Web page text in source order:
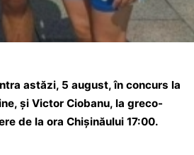
astăzi, 5 august, în concurs la
și Victor Ciobanu, la greco-
de la ora Chișinăului 17:00.